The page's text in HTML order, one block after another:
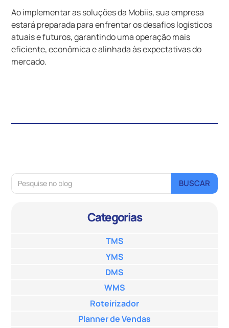
Ao implementar as soluções da Mobiis, sua empresa
estará preparada para enfrentar os desafios logísticos
atuais e futuros, garantindo uma operação mais
eficiente, econômica e alinhada às expectativas do
mercado.
Categorias
TMS
YMS
DMS
WMS
Roteirizador
Planner de Vendas